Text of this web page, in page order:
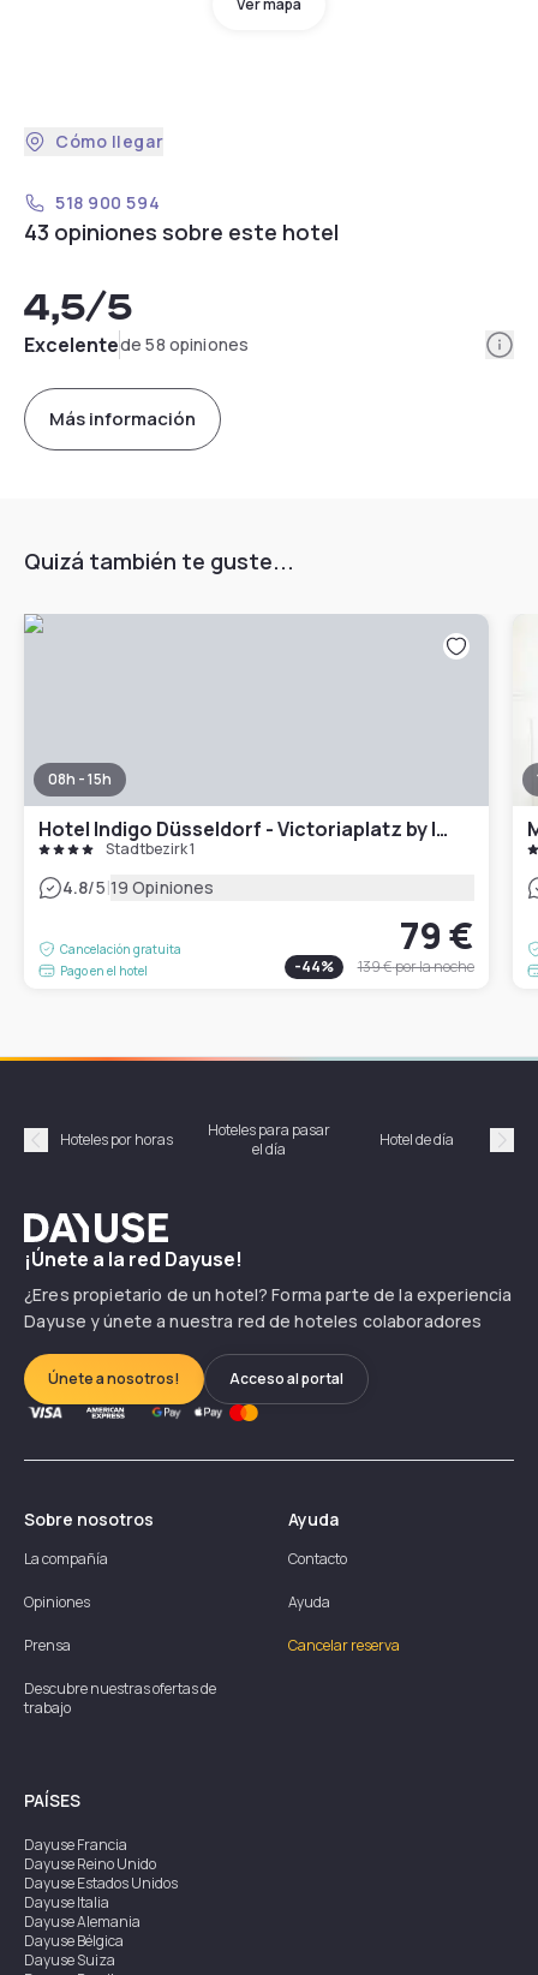
Cómo llegar
518 900 594
43 opiniones sobre este hotel
4,5/5
Excelentede 58 opiniones
Más información
Quizá también te guste...
08h - 15h
Hotel Indigo Düsseldorf - Victoriaplatz by IHG
Stadtbezirk 1
4.8/5|19 Opiniones
Cancelación gratuita
Pago en el hotel
79 €
-44% 139 €por la noche
Précédent
Hoteles por horas
Hoteles para pasar
el día
Hotel de día
Dayuse
¡Únete a la red Dayuse!
¿Eres propietario de un hotel? Forma parte de la experiencia
Dayuse y únete a nuestra red de hoteles colaboradores
Únete a nosotros! Acceso al portal
Sobre nosotros
La compañía
Opiniones
Prensa
Descubre nuestras ofertas de
trabajo
Ayuda
Contacto
Ayuda
Cancelar reserva
PAÍSES
DayuseFrancia
DayuseReino Unido
DayuseEstados Unidos
DayuseItalia
DayuseAlemania
DayuseBélgica
DayuseSuiza